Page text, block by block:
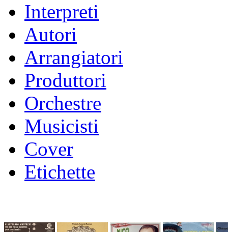
Interpreti
Autori
Arrangiatori
Produttori
Orchestre
Musicisti
Cover
Etichette